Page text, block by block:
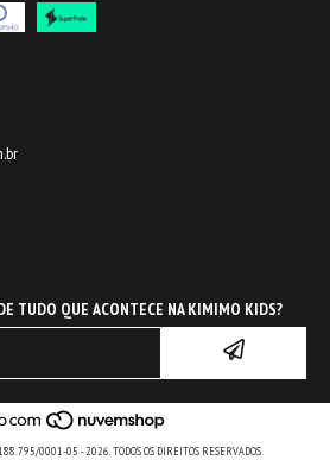
TUDO QUE ACONTECE NA KIMIMO KIDS?
0001-05 - 2026. TODOS OS DIREITOS RESERVADOS.